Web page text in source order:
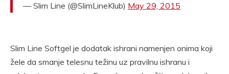
— Slim Line (@SlimLineKlub) May 29, 2015
Slim Line Softgel je dodatak ishrani namenjen onima koji
žele da smanje telesnu težinu uz pravilnu ishranu i